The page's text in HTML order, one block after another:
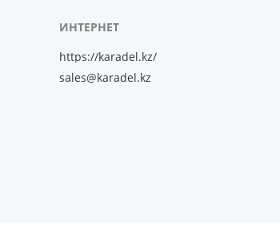
https://karadel.kz/
sales@karadel.kz